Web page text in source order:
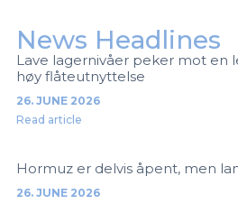
News Headlines
Lave lagernivåer peker mot en
høy flåteutnyttelse
26. JUNE 2026
Read article
Hormuz er delvis åpent, men
26. JUNE 2026